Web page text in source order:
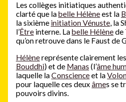
Les collèges initiatiques
clarté que labelle Hélèneest la
la sixième initiation Vénuste, la
l’Êtreinterne. Labelle Hélènede
qu’on retrouve dans le Faust de
Hélènereprésente clairement
Bouddhi) et de Manas (l’âme
laquelle laConscienceet la
pour laquelle ces deuxâmes se
pouvoirs divins.